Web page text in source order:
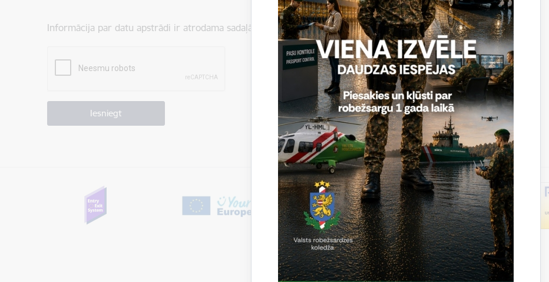
Informācija par datu apstrādi ir atrodama sadaļā: Privātuma politika
Vai šī informācija bija noderīga?